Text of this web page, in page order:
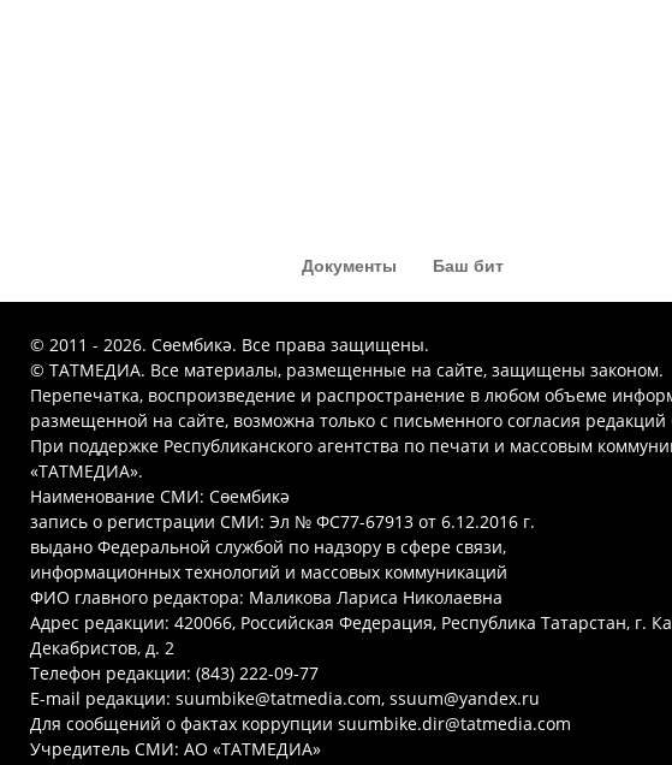
Документы Баш бит
© 2011 - 2026. Сөембикә. Все права защищены.
© ТАТМЕДИА. Все материалы, размещенные на сайте, защищены законом.
Перепечатка, воспроизведение и распространение в любом объеме
размещенной на сайте, возможна только с письменного согласия
При поддержке Республиканского агентства по печати и массовым
«ТАТМЕДИА».
Наименование СМИ: Сөембикә
запись о регистрации СМИ: Эл № ФС77-67913 от 6.12.2016 г.
выдано Федеральной службой по надзору в сфере связи,
информационных технологий и массовых коммуникаций
ФИО главного редактора: Маликова Лариса Николаевна
Адрес редакции: 420066, Российская Федерация, Республика Татарстан, г.
Декабристов, д. 2
Телефон редакции: (843) 222-09-77
E-mail редакции: suumbike@tatmedia.com, ssuum@yandex.ru
Для сообщений о фактах коррупции suumbike.dir@tatmedia.com
Учредитель СМИ: АО «ТАТМЕДИА»